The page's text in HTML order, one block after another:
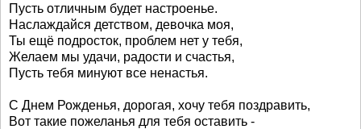
Пусть отличным будет настроенье.
Наслаждайся детством, девочка моя,
Ты ещё подросток, проблем нет у тебя,
Желаем мы удачи, радости и счастья,
Пусть тебя минуют все ненастья.
С Днем Рожденья, дорогая, хочу тебя поздравить,
Вот такие пожеланья для тебя оставить -